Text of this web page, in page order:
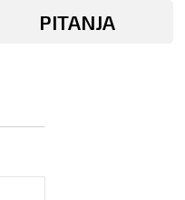
PITANJA